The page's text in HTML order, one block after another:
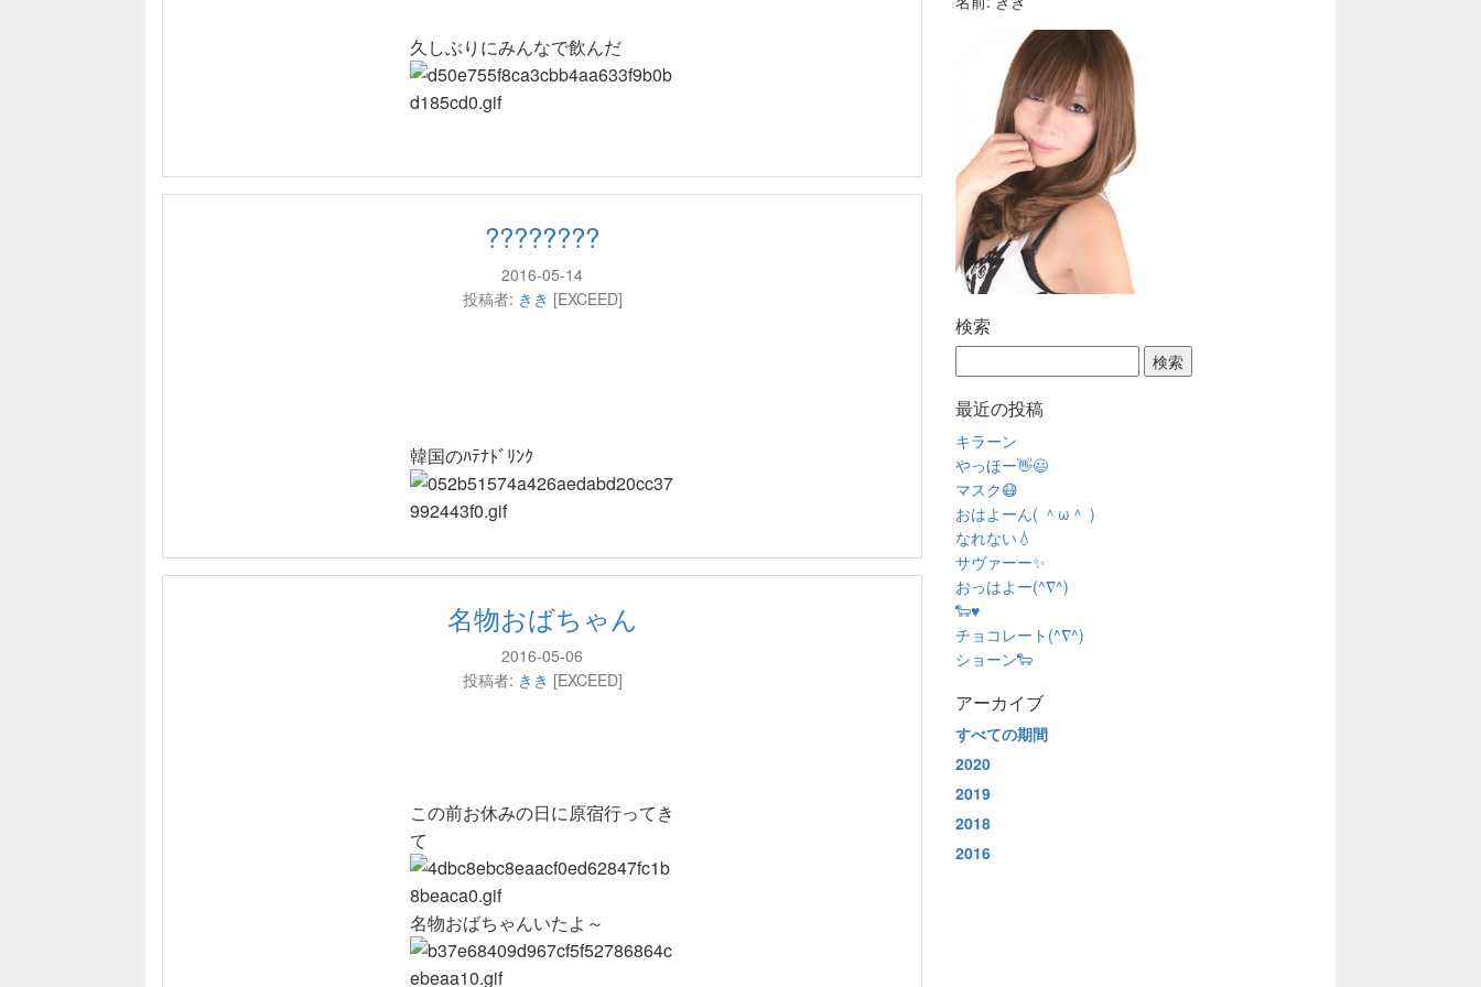
久しぶりにみんなで飲んだ
????????
2016-05-14
投稿者: きき [EXCEED]
韓国のﾊﾃﾅﾄﾞﾘﾝｸ
名物おばちゃん
2016-05-06
投稿者: きき [EXCEED]
この前お休みの日に原宿行ってき
て
名物おばちゃんいたよ～
検索
最近の投稿
キラーン
やっほー👋😃
マスク😷
おはよーん( ＾ω＾ )
なれない💧
サヴァーー✨
おっはよー(^∇^)
🐑♥️
チョコレート(^∇^)
ショーン🐑
アーカイブ
すべての期間
2020
2019
2018
2016